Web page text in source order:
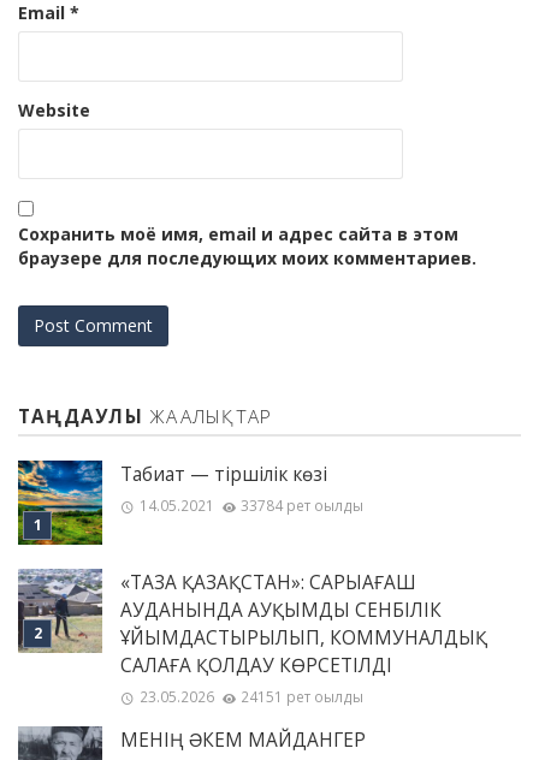
Email *
Website
Сохранить моё имя, email и адрес сайта в этом
браузере для последующих моих комментариев.
ТАҢДАУЛЫ ЖАҢАЛЫҚТАР
Табиғат — тіршілік көзі
14.05.2021 33784 рет оқылды
«ТАЗА ҚАЗАҚСТАН»: САРЫАҒАШ
АУДАНЫНДА АУҚЫМДЫ СЕНБІЛІК
ҰЙЫМДАСТЫРЫЛЫП, КОММУНАЛДЫҚ
САЛАҒА ҚОЛДАУ КӨРСЕТІЛДІ
23.05.2026 24151 рет оқылды
МЕНІҢ ƏКЕМ МАЙДАНГЕР